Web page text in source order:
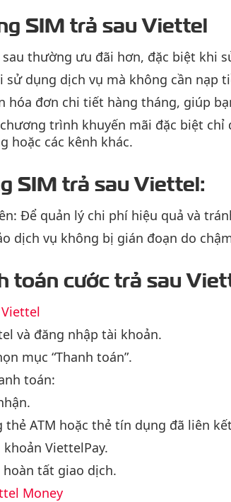
SIM trả sau Viettel
thường ưu đãi hơn, đặc biệt khi
sử dụng dịch vụ mà không cần nạp
hóa đơn chi tiết hàng tháng, giúp
trình khuyến mãi đặc biệt
hoặc các kênh khác.
SIM trả sau Viettel:
Để quản lý chi phí hiệu quả và
dịch vụ không bị gián đoạn do
toán cước trả sau
và đăng nhập tài khoản.
mục “Thanh toán”.
toán:
thẻ ATM hoặc thẻ tín dụng đã liên
ViettelPay.
tất giao dịch.
Money